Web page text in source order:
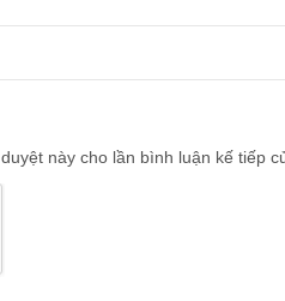
này cho lần bình luận kế tiếp